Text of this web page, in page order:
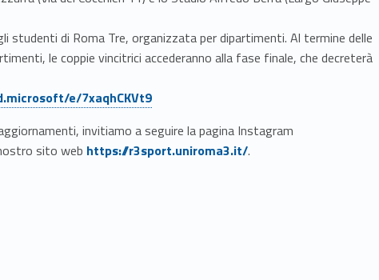
studenti di Roma Tre, organizzata per dipartimenti. Al termine delle
le coppie vincitrici accederanno alla fase finale, che decreterà
e/7xaqhCKVt9
invitiamo a seguire la pagina Instagram
sito web Link identifier #identifier__140992-7https://r3sport.uniroma3.it/.